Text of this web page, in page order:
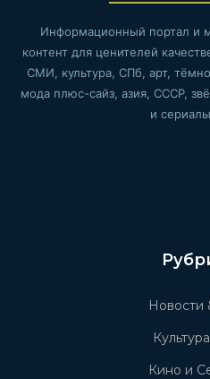
Информационный портал и
контент для ценителей
СМИ, культура, СПб, арт,
мода плюс-сайз, азия, СССР,
и
Кино и